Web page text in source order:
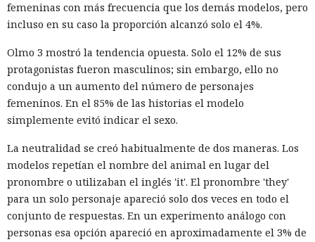
femeninas con más frecuencia que los demás modelos, pero
incluso en su caso la proporción alcanzó solo el 4%.
Olmo 3 mostró la tendencia opuesta. Solo el 12% de sus
protagonistas fueron masculinos; sin embargo, ello no
condujo a un aumento del número de personajes
femeninos. En el 85% de las historias el modelo
simplemente evitó indicar el sexo.
La neutralidad se creó habitualmente de dos maneras. Los
modelos repetían el nombre del animal en lugar del
pronombre o utilizaban el inglés 'it'. El pronombre 'they'
para un solo personaje apareció solo dos veces en todo el
conjunto de respuestas. En un experimento análogo con
personas esa opción apareció en aproximadamente el 3% de